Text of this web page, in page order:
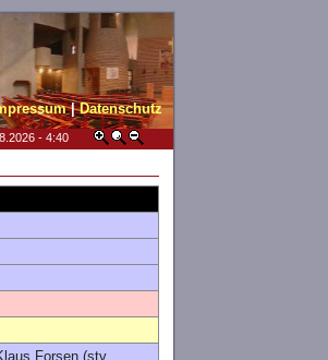
|Datenschutz
- 4:40
Forsen (stv.